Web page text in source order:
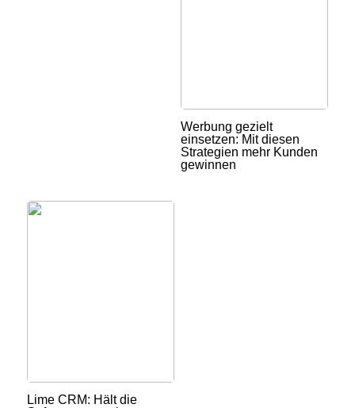
Werbung gezielt
einsetzen: Mit diesen
Strategien mehr Kunden
gewinnen
Lime CRM: Hält die